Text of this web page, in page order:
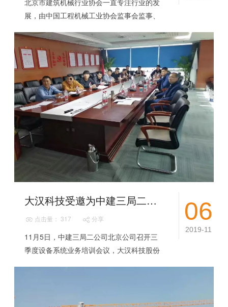
北京市建筑机械行业协会一直专注行业的发
展，由中国工程机械工业协会监事会监事、
论坛犹如一场思想盛宴。在起重机械设备安
全与高质...
06
2019-11
大汉科技受邀为中建三局二公司华北机械管理人员培训电气知识
点击量： 317 分享
11月5日，中建三局二公司北京公司召开三
季度设备系统业务培训会议，大汉科技股份